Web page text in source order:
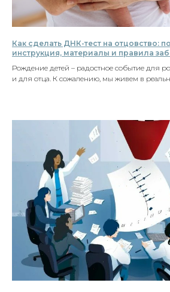
Как сделать ДНК-тест на отцовство:
инструкция, материалы и правила
Рождение детей – радостное событие для
и для отца. К сожалению, мы живем в